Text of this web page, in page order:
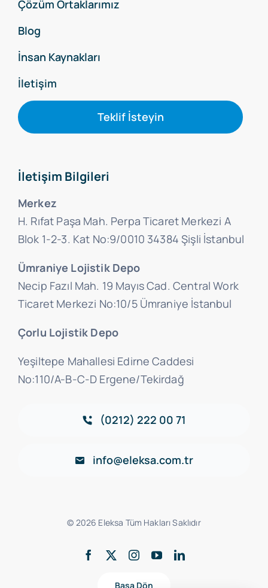
Çözüm Ortaklarımız
Blog
İnsan Kaynakları
İletişim
Teklif İsteyin
İletişim Bilgileri
Merkez
H. Rıfat Paşa Mah. Perpa Ticaret Merkezi A
Blok 1-2-3. Kat No:9/0010 34384 Şişli İstanbul
Ümraniye Lojistik Depo
Necip Fazıl Mah. 19 Mayıs Cad. Central Work
Ticaret Merkezi No:10/5 Ümraniye İstanbul
Çorlu Lojistik Depo
Yeşiltepe Mahallesi Edirne Caddesi
No:110/A-B-C-D Ergene/Tekirdağ
(0212) 222 00 71
info@eleksa.com.tr
© 2026 Eleksa Tüm Hakları Saklıdır
Başa Dön